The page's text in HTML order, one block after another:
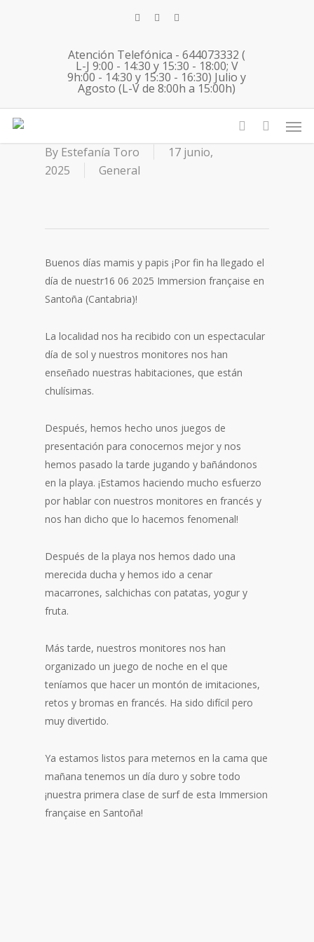
twitterfacebookinstagram
Atención Telefónica - 644073332 (
L-J 9:00 - 14:30 y 15:30 - 18:00; V
9h:00 - 14:30 y 15:30 - 16:30) Julio y
Agosto (L-V de 8:00h a 15:00h)
account
16 06 2025 Immersion
By Estefanía Toro
17 junio,
2025
General
Buenos días mamis y papis ¡Por fin ha llegado el
día de nuestr16 06 2025 Immersion française en
Santoña (Cantabria)!
La localidad nos ha recibido con un espectacular
día de sol y nuestros monitores nos han
enseñado nuestras habitaciones, que están
chulísimas.
Después, hemos hecho unos juegos de
presentación para conocernos mejor y nos
hemos pasado la tarde jugando y bañándonos
en la playa. ¡Estamos haciendo mucho esfuerzo
por hablar con nuestros monitores en francés y
nos han dicho que lo hacemos fenomenal!
Después de la playa nos hemos dado una
merecida ducha y hemos ido a cenar
macarrones, salchichas con patatas, yogur y
fruta.
Más tarde, nuestros monitores nos han
organizado un juego de noche en el que
teníamos que hacer un montón de imitaciones,
retos y bromas en francés. Ha sido difícil pero
muy divertido.
Ya estamos listos para meternos en la cama que
mañana tenemos un día duro y sobre todo
¡nuestra primera clase de surf de esta Immersion
française en Santoña!